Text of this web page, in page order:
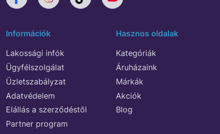
Információk
Lakossági infók
Ügyfélszolgálat
Üzletszabályzat
Adatvédelem
Elállás a szerződéstől
Partner program
Hasznos oldalak
Kategóriák
Áruházaink
Márkák
Akciók
Blog